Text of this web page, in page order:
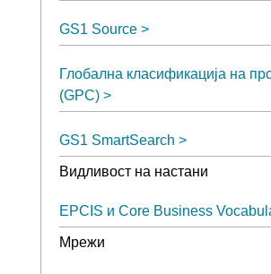
GS1 Source
Глобална класификација на
(GPC)
GS1 SmartSearch
Видливост на настани
EPCIS и Core Business
Мрежи